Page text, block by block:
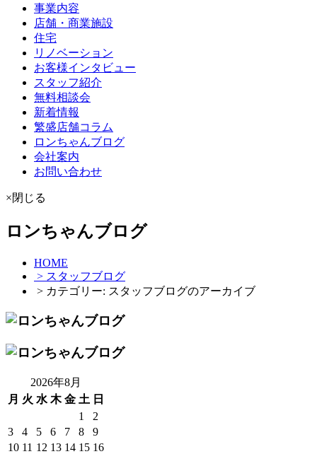
事業内容
店舗・商業施設
住宅
リノベーション
お客様インタビュー
スタッフ紹介
無料相談会
新着情報
繁盛店舗コラム
ロンちゃんブログ
会社案内
お問い合わせ
×閉じる
ロンちゃんブログ
HOME
> スタッフブログ
> カテゴリー: スタッフブログのアーカイブ
2026年8月
月 火 水 木 金 土 日
1
2
3
4 5 6 7 8
9
10 11 12 13 14 15 16